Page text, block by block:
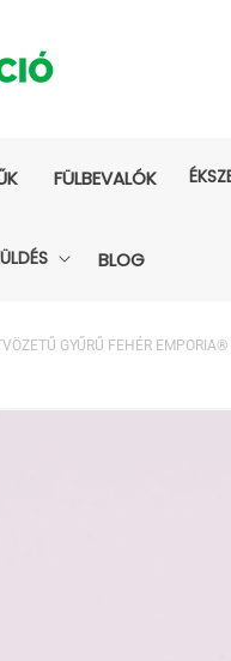
FÜLBEVALÓK
BLOG
GYŰRŰ FEHÉR EMPORIA®